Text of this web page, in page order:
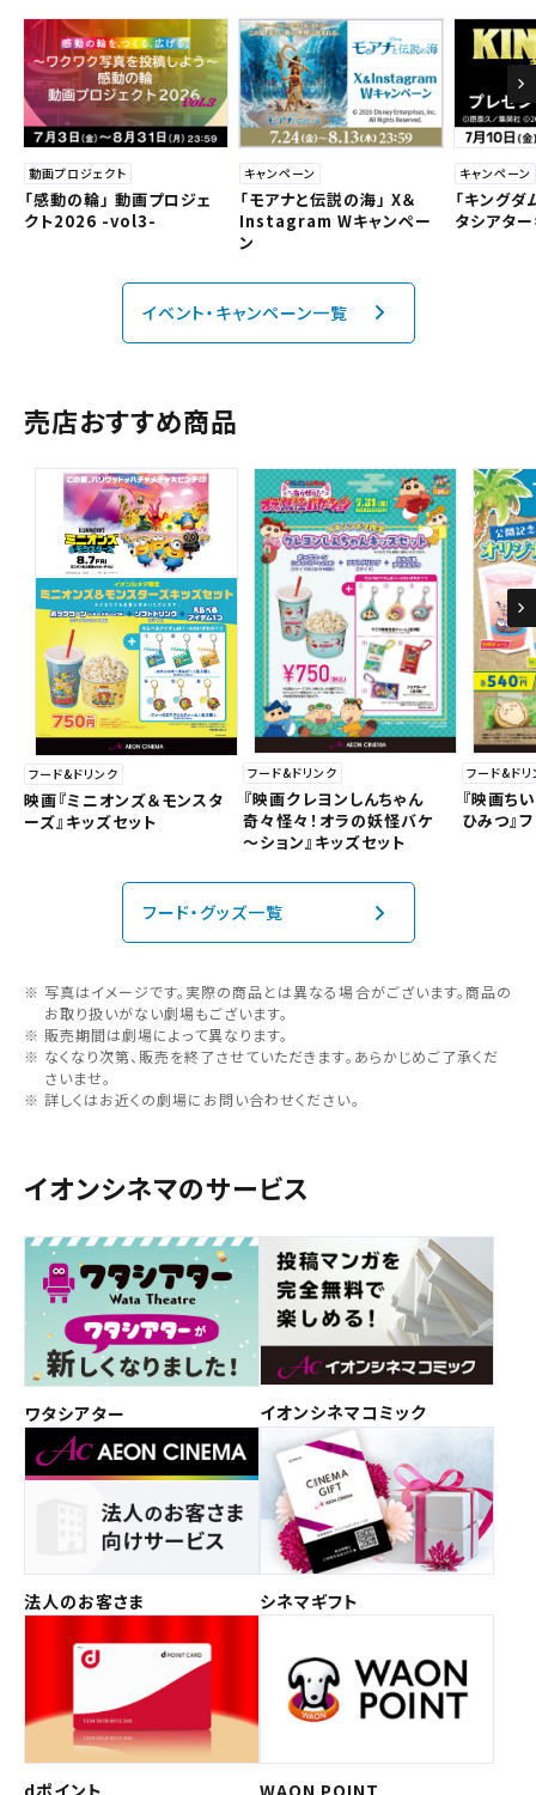
りたい作品を選択しご購入ください。
他の劇場で購入される方はボタン下のリンクから劇場の選択へ
お進みください。
劇場を選択する
無料のワタシアターライト会員もあります。
予約を確認・変更する
下記リンクよりご確認ください。
予約を確認する
予約を変更する
閉じる
動画プロジェクト
「感動の輪」 動画プロジェ
クト2026 -vol3-
キャンペーン
「モアナと伝説の海」 X＆
Instagram Wキャンペー
ン
キャンペーン
「キング
タシアタ
イベント・キャンペーン一覧
売店おすすめ商品
フード&ドリンク
映画『ミニオンズ＆モンスタ
ーズ』キッズセット
フード&ドリンク
『映画クレヨンしんちゃん
奇々怪々！オラの妖怪バケ
～ション』キッズセット
フード&ド
『映画ち
ひみつ』
フード・グッズ一覧
写真はイメージです。実際の商品とは異なる場合がございます。商品の
お取り扱いがない劇場もございます。
販売期間は劇場によって異なります。
なくなり次第、販売を終了させていただきます。あらかじめご了承くだ
さいませ。
詳しくはお近くの劇場にお問い合わせください。
イオンシネマのサービス
ワタシアター イオンシネマコミック
法人のお客さま シネマギフト
dポイント WAON POINT
注釈テキスト注釈テキスト注釈テキスト注釈テキスト注釈テキスト注
釈テキス
注釈テキスト注釈テキスト注釈テキスト注釈テキスト注釈テキスト注
釈テキス
商品の詳細
閉じる
北海道
東北
関東
九州
閉じる
都道府県から選ぶ
北海道
東北
中部
近畿
中国・四国
九州
閉じる
閉じる
劇場を変更しますか？
劇場を変更すると、STEP2以降で選択いただいた情報は解除
変更しないで続ける 変更する
閉じる
上映日を変更しますか？
上映日を変更すると、STEP3以降で選択いただいた情報は解
変更しないで続ける 変更する
閉じる
閉じる
閉じる
閉じる
閉じる
閉じる
閉じる